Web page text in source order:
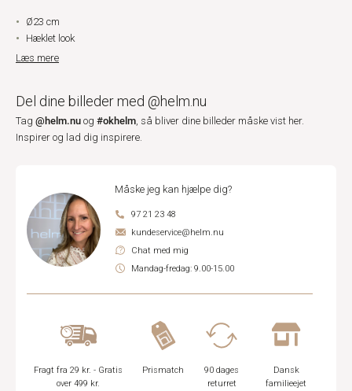
Ø23 cm
Hæklet look
Læs mere
Del dine billeder med @helm.nu
Tag @helm.nu og #okhelm, så bliver dine billeder måske vist her.
Inspirer og lad dig inspirere.
Måske jeg kan hjælpe dig?
97 21 23 48
kundeservice@helm.nu
Chat med mig
Mandag-fredag: 9.00-15.00
Fragt fra 29 kr. - Gratis
over 499 kr.
Prismatch
90 dages
returret
Dansk
familieejet